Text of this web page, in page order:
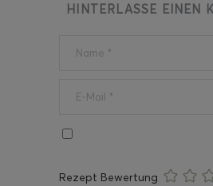
HINTERLASSE EINEN
Rezept Bewertung